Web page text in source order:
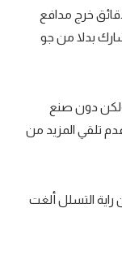
الشوط الثاني وتحديدا بعد مرور 10 دقائق خرج مدافع
بدلا من جو
دون صنع
تلقي المزيد من
راية التسلل ألغت